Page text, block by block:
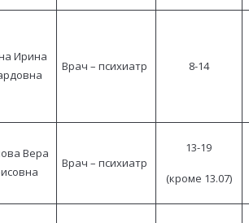
Ирина
Врач – психиатр 8-14
Вера
Врач – психиатр
13-19
(кроме 13.07)